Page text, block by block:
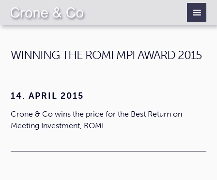
WINNING THE ROMI MPI AWARD 2015
14. APRIL 2015
Crone & Co wins the price for the Best Return on
Meeting Investment, ROMI.